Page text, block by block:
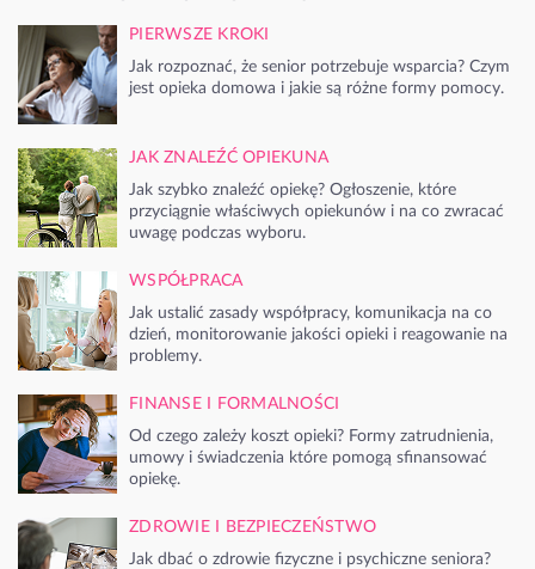
PIERWSZE KROKI
Jak rozpoznać, że senior potrzebuje wsparcia? Czym
jest opieka domowa i jakie są różne formy pomocy.
JAK ZNALEŹĆ OPIEKUNA
Jak szybko znaleźć opiekę? Ogłoszenie, które
przyciągnie właściwych opiekunów i na co zwracać
uwagę podczas wyboru.
WSPÓŁPRACA
Jak ustalić zasady współpracy, komunikacja na co
dzień, monitorowanie jakości opieki i reagowanie na
problemy.
FINANSE I FORMALNOŚCI
Od czego zależy koszt opieki? Formy zatrudnienia,
umowy i świadczenia które pomogą sfinansować
opiekę.
ZDROWIE I BEZPIECZEŃSTWO
Jak dbać o zdrowie fizyczne i psychiczne seniora?